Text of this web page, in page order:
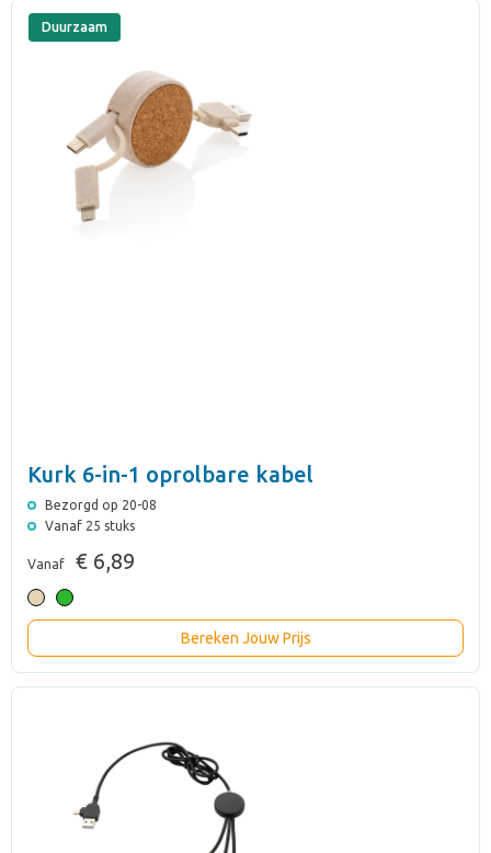
Duurzaam
Kurk 6-in-1 oprolbare kabel
Bezorgd op 20-08
Vanaf 25 stuks
Vanaf € 6,89
Bereken Jouw Prijs